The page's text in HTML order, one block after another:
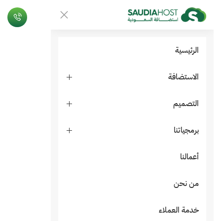
الرئيسية
الاستضافة
التصميم
برمجياتنا
أعمالنا
من نحن
خدمة العملاء